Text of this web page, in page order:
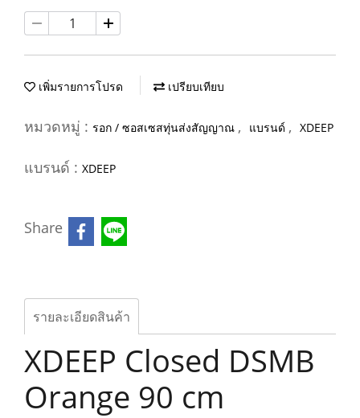
เพิ่มรายการโปรด เปรียบเทียบ
หมวดหมู่ : รอก / ซอสเซสทุ่นส่งสัญญาณ , แบรนด์ , XDEEP
แบรนด์ : XDEEP
Share
รายละเอียดสินค้า
XDEEP Closed DSMB
Orange 90 cm